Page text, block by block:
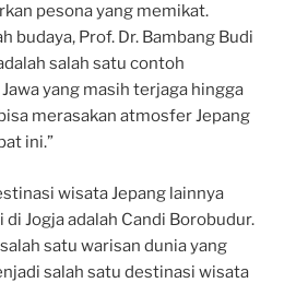
pesona yang memikat.
budaya, Prof. Dr. Bambang Budi
salah satu contoh
yang masih terjaga hingga
merasakan atmosfer Jepang
ini.”
wisata Jepang lainnya
Jogja adalah Candi Borobudur.
satu warisan dunia yang
salah satu destinasi wisata